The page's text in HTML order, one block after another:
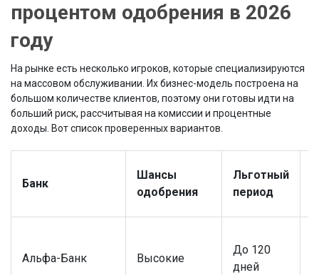
процентом одобрения в 2026
году
На рынке есть несколько игроков, которые специализируются
на массовом обслуживании. Их бизнес-модель построена на
большом количестве клиентов, поэтому они готовы идти на
больший риск, рассчитывая на комиссии и процентные
доходы. Вот список проверенных вариантов.
Банк
Шансы
одобрения
Льготный
период
Альфа-Банк Высокие
До 120
дней